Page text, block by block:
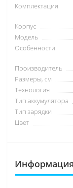
Комплектация
Корпус
Модель
Особенности
Производитель
Размеры, см
Технология
Тип аккумулятора
Тип зарядки
Цвет
Информация